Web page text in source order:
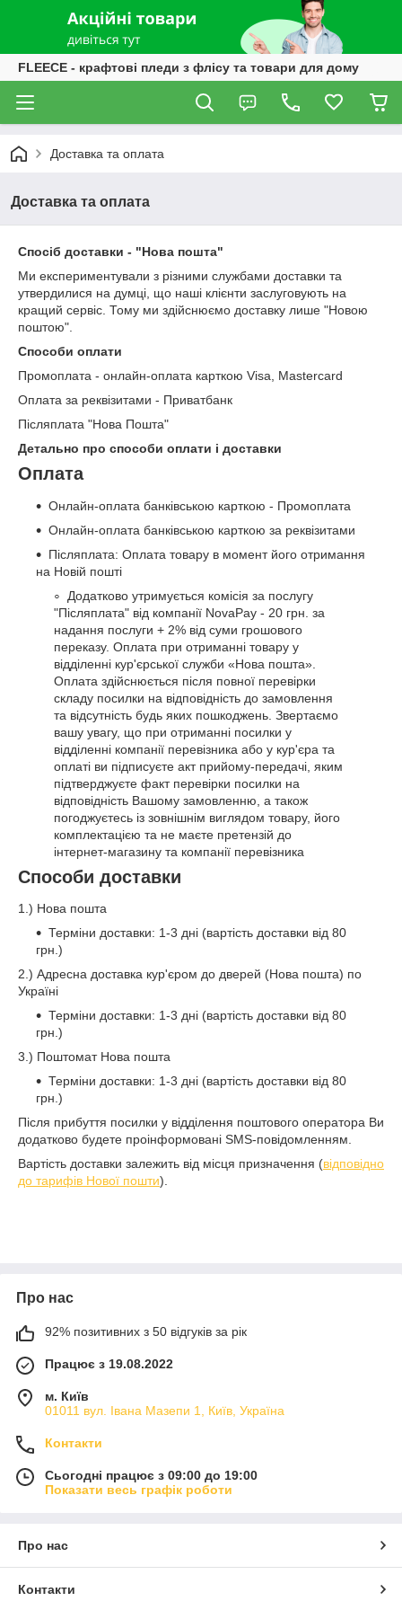
FLEECE - крафтові пледи з флісу та товари для дому
Доcтавка та оплата
Доcтавка та оплата
Спосіб доставки - "Нова пошта"
Ми експериментували з різними службами доставки та
утвердилися на думці, що наші клієнти заслуговують на
кращий сервіс. Тому ми здійснюємо доставку лише "Новою
поштою".
Способи оплати
Промоплата - онлайн-оплата карткою Visa, Mastercard
Оплата за реквізитами - Приватбанк
Післяплата "Нова Пошта"
Детально про способи оплати і доставки
Оплата
Онлайн-оплата банківською карткою - Промоплата
Онлайн-оплата банківською карткою за реквізитами
Післяплата: Оплата товару в момент його отримання
на Новій пошті
Додатково утримується комісія за послугу
"Післяплата" від компанії NovaPay - 20 грн. за
надання послуги + 2% від суми грошового
переказу. Оплата при отриманні товару у
відділенні кур'єрської служби «Нова пошта».
Оплата здійснюється після повної перевірки
складу посилки на відповідність до замовлення
та відсутність будь яких пошкоджень. Звертаємо
вашу увагу, що при отриманні посилки у
відділенні компанії перевізника або у кур'єра та
оплаті ви підписуєте акт прийому-передачі, яким
підтверджуєте факт перевірки посилки на
відповідність Вашому замовленню, а також
погоджуєтесь із зовнішнім виглядом товару, його
комплектацією та не маєте претензій до
інтернет-магазину та компанії перевізника
Способи доставки
1.) Нова пошта
Терміни доставки: 1-3 дні (вартість доставки від 80
грн.)
2.) Адресна доставка кур'єром до дверей (Нова пошта) по
Україні
Терміни доставки: 1-3 дні (вартість доставки від 80
грн.)
3.) Поштомат Нова пошта
Терміни доставки: 1-3 дні (вартість доставки від 80
грн.)
Після прибуття посилки у відділення поштового оператора Ви
додатково будете проінформовані SMS-повідомленням.
Вартість доставки залежить від місця призначення (відповідно
до тарифів Нової пошти).
Про нас
92% позитивних з 50 відгуків за рік
Працює з 19.08.2022
м. Київ
01011 вул. Івана Мазепи 1, Київ, Україна
Контакти
Сьогодні працює з 09:00 до 19:00
Показати весь графік роботи
Про нас
Контакти